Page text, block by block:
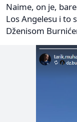
Naime, on je,
Los Angelesu i to
Dženisom